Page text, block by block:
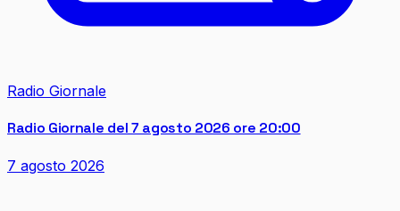
Radio Giornale
Radio Giornale del 7 agosto 2026 ore 20:00
7 agosto 2026